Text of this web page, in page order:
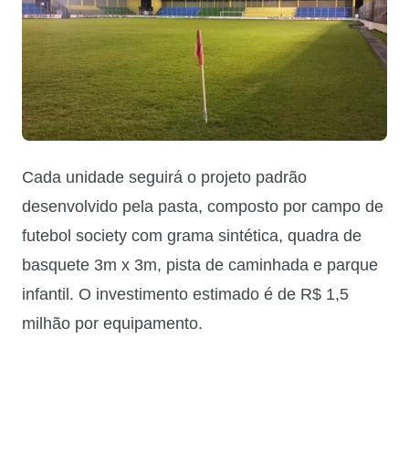
Cada unidade seguirá o projeto padrão
desenvolvido pela pasta, composto por campo de
futebol society com grama sintética, quadra de
basquete 3m x 3m, pista de caminhada e parque
infantil. O investimento estimado é de R$ 1,5
milhão por equipamento.